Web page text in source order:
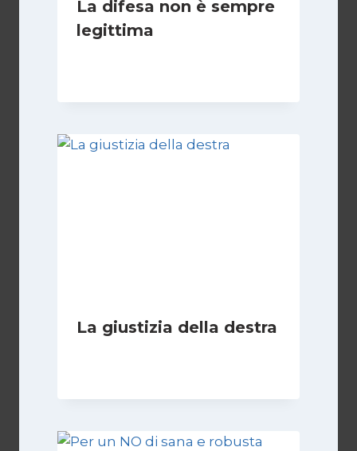
La difesa non è sempre
legittima
La giustizia della destra